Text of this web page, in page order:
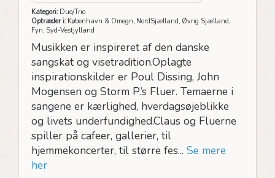
Kategori:Duo/Trio
Optræder i:København & Omegn, NordSjælland, Øvrig Sjælland,
Fyn, Syd-Vestjylland
Musikken er inspireret af den danske
sangskat og visetradition.Oplagte
inspirationskilder er Poul Dissing, John
Mogensen og Storm P.’s Fluer. Temaerne i
sangene er kærlighed, hverdagsøjeblikke
og livets underfundighed.Claus og Fluerne
spiller på cafeer, gallerier, til
hjemmekoncerter, til større fes... Se mere
her